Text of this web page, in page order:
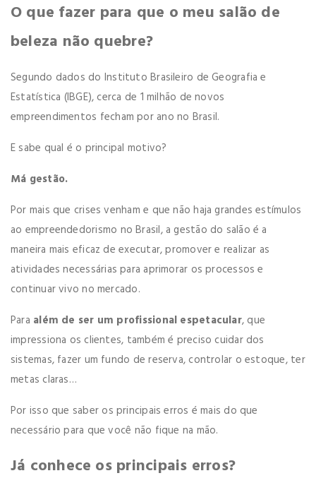
O que fazer para que o meu salão de
beleza não quebre?
Segundo dados do Instituto Brasileiro de Geografia e
Estatística (IBGE), cerca de 1 milhão de novos
empreendimentos fecham por ano no Brasil.
E sabe qual é o principal motivo?
Má gestão.
Por mais que crises venham e que não haja grandes estímulos
ao empreendedorismo no Brasil, a gestão do salão é a
maneira mais eficaz de executar, promover e realizar as
atividades necessárias para aprimorar os processos e
continuar vivo no mercado.
Para além de ser um profissional espetacular, que
impressiona os clientes, também é preciso cuidar dos
sistemas, fazer um fundo de reserva, controlar o estoque, ter
metas claras…
Por isso que saber os principais erros é mais do que
necessário para que você não fique na mão.
Já conhece os principais erros?